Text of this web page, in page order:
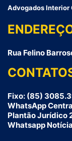
Advogados Interior
Rua Felino
Fixo: (85)
WhatsApp
Plantão Jurídico
Whatsapp